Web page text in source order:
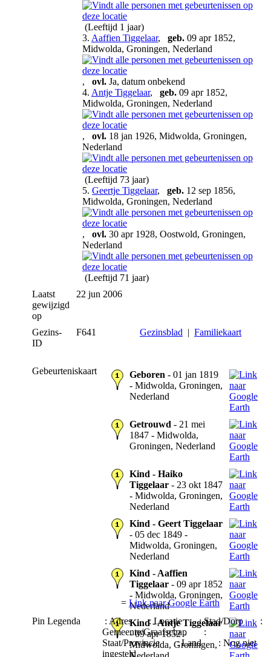
(Leeftijd 1 jaar)
3. Aaffien Tiggelaar, geb. 09 apr 1852,
Midwolda, Groningen, Nederland
, ovl. Ja, datum onbekend
4. Antje Tiggelaar, geb. 09 apr 1852,
Midwolda, Groningen, Nederland
, ovl. 18 jan 1926, Midwolda, Groningen,
Nederland
(Leeftijd 73 jaar)
5. Geertje Tiggelaar, geb. 12 sep 1856,
Midwolda, Groningen, Nederland
, ovl. 30 apr 1928, Oostwold, Groningen,
Nederland
(Leeftijd 71 jaar)
Laatst
gewijzigd
op
22 jun 2006
Gezins-
ID
F641 Gezinsblad | Familiekaart
Gebeurteniskaart Geboren - 01 jan 1819
- Midwolda, Groningen,
Nederland
Getrouwd - 21 mei
1847 - Midwolda,
Groningen, Nederland
Kind - Haiko
Tiggelaar - 23 okt 1847
- Midwolda, Groningen,
Nederland
Kind - Geert Tiggelaar
- 05 dec 1849 -
Midwolda, Groningen,
Nederland
Kind - Aaffien
Tiggelaar - 09 apr 1852
- Midwolda, Groningen,
Nederland
Kind - Antje Tiggelaar
- 09 apr 1852 -
Midwolda, Groningen,
= Link naar Google Earth
Pin Legenda
: Adres: Locatie: Stad/Dorp :
Gemeente/Graafschap
:
Staat/Provincie: Land : Nog niet
ingesteld